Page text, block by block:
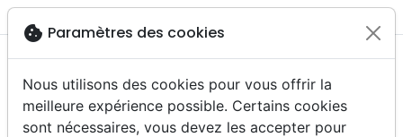
menu
cookie Paramètres des cookies
Nous utilisons des cookies pour vous offrir la
meilleure expérience possible. Certains cookies
sont nécessaires, vous devez les accepter pour